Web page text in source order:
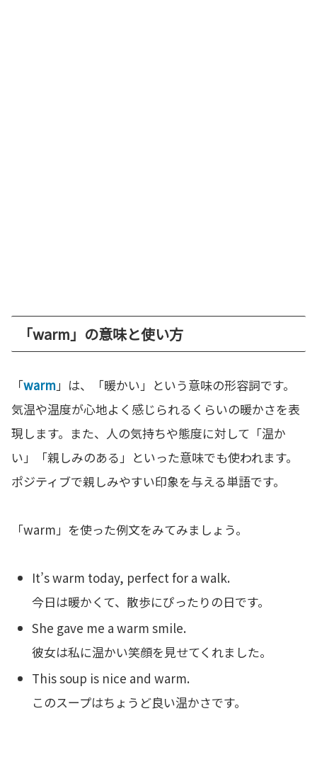
「warm」の意味と使い方
「warm」は、「暖かい」という意味の形容詞です。
気温や温度が心地よく感じられるくらいの暖かさを表
現します。また、人の気持ちや態度に対して「温か
い」「親しみのある」といった意味でも使われます。
ポジティブで親しみやすい印象を与える単語です。
「warm」を使った例文をみてみましょう。
It’s warm today, perfect for a walk.
今日は暖かくて、散歩にぴったりの日です。
She gave me a warm smile.
彼女は私に温かい笑顔を見せてくれました。
This soup is nice and warm.
このスープはちょうど良い温かさです。